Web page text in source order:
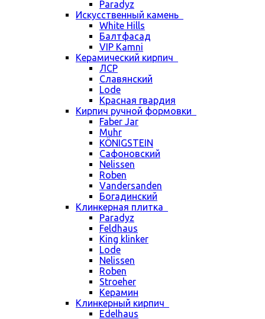
Paradyz
Искусственный камень
White Hills
Балтфасад
VIP Kamni
Керамический кирпич
ЛСР
Славянский
Lode
Красная гвардия
Кирпич ручной формовки
Faber Jar
Muhr
KÖNIGSTEIN
Сафоновский
Nelissen
Roben
Vandersanden
Богадинский
Клинкерная плитка
Paradyz
Feldhaus
King klinker
Lode
Nelissen
Roben
Stroeher
Керамин
Клинкерный кирпич
Edelhaus